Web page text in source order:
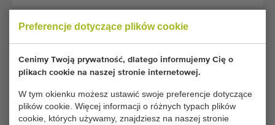
Preferencje dotyczące plików cookie
Cenimy Twoją prywatność, dlatego informujemy Cię o
plikach cookie na naszej stronie internetowej.
W tym okienku możesz ustawić swoje preferencje dotyczące
plików cookie. Więcej informacji o różnych typach plików
cookie, których używamy, znajdziesz na naszej stronie
porównywalnych Stoły obrotowe? Wpisz tutaj swoje dane.